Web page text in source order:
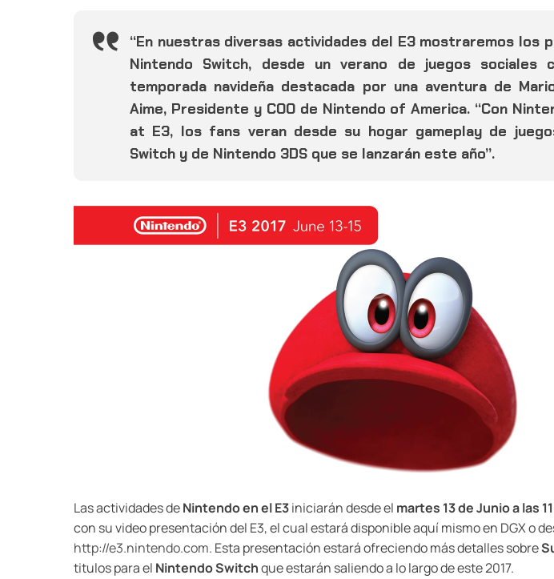
“En nuestras diversas actividades del E3 mostraremos los
Nintendo Switch, desde un verano de juegos sociales
temporada navideña destacada por una aventura de
Aime, Presidente y COO de Nintendo of America. “Con
at E3, los fans veran desde su hogar gameplay de
Switch y de Nintendo 3DS que se lanzarán este año”.
Las actividades deNintendo en el E3iniciarán desde el martes 13 de Junio a las
con su video presentación del E3, el cual estará disponible aquí mismo en DGX o
http://e3.nintendo.com. Esta presentación estará ofreciendo más detalles sobre
titulos para el Nintendo Switchque estarán saliendo a lo largo de este 2017.